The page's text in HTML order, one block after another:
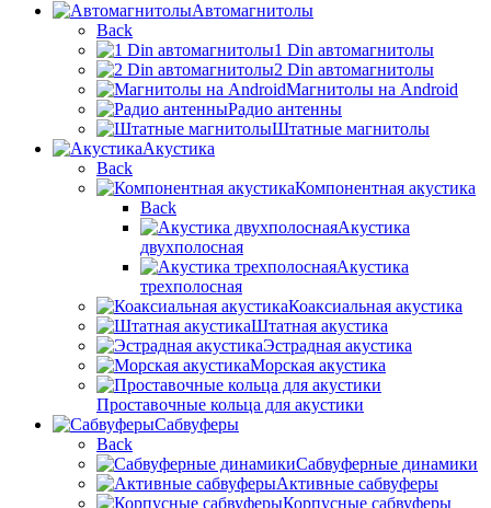
Автомагнитолы
Back
1 Din автомагнитолы
2 Din автомагнитолы
Магнитолы на Android
Радио антенны
Штатные магнитолы
Акустика
Back
Компонентная акустика
Back
Акустика
двухполосная
Акустика
трехполосная
Коаксиальная акустика
Штатная акустика
Эстрадная акустика
Морская акустика
Проставочные кольца для акустики
Сабвуферы
Back
Сабвуферные динамики
Активные сабвуферы
Корпусные сабвуферы